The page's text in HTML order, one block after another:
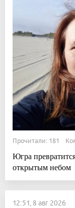
Прочитали: 181
Югра
открытым небом
12:51, 8 авг 2026